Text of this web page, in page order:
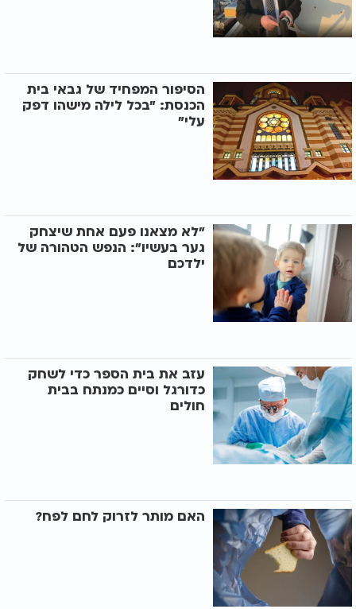
הסיפור המפחיד של גבאי בית
הכנסת: "בכל לילה מישהו דפק
עלי"
"לא מצאנו פעם אחת שיצחק
גער בעשיו": הנפש הטהורה של
ילדכם
עזב את בית הספר כדי לשחק
כדורגל וסיים כמנתח בבית
חולים
האם מותר לזרוק לחם לפח?